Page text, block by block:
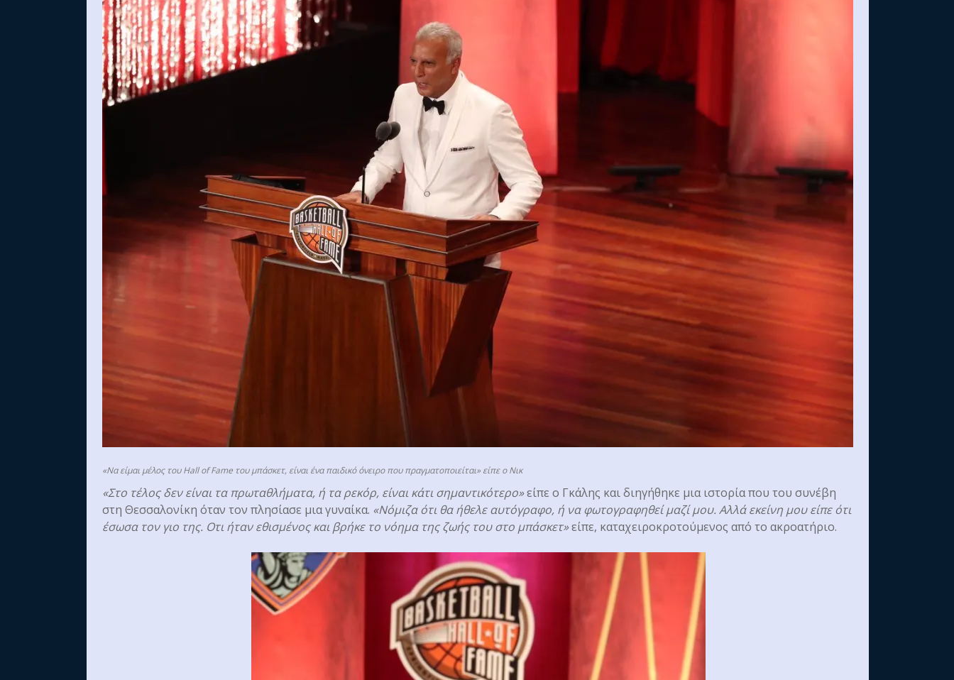
«Να είμαι μέλος του Hall of Fame του μπάσκετ, είναι ένα παιδικό όνειρο που πραγματοποιείται» είπε ο Νικ
«Στο τέλος δεν είναι τα πρωταθλήματα, ή τα ρεκόρ, είναι κάτι σημαντικότερο»είπε ο Γκάλης και διηγήθηκε μια ιστορία που του συνέβη
στη Θεσσαλονίκη όταν τον πλησίασε μια γυναίκα. «Νόμιζα ότι θα ήθελε αυτόγραφο, ή να φωτογραφηθεί μαζί μου. Αλλά εκείνη μου είπε ότι
έσωσα τον γιο της. Οτι ήταν εθισμένος και βρήκε το νόημα της ζωής του στο μπάσκετ»είπε, καταχειροκροτούμενος από το ακροατήριο.